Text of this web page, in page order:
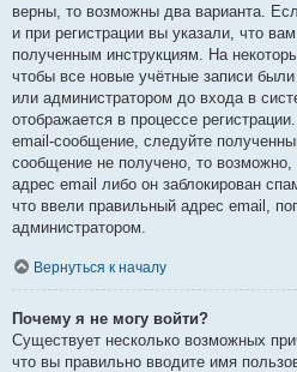
верны, то возможны два варианта.
и при регистрации вы указали, что
полученным инструкциям. На
чтобы все новые учётные записи
или администратором до входа в
отображается в процессе
email-сообщение, следуйте
сообщение не получено, то
адрес email либо он заблокирован
что ввели правильный адрес email,
администратором.
Вернуться к началу
Почему я не могу войти?
Существует несколько возможных
что вы правильно вводите имя